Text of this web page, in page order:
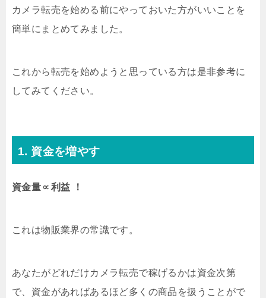
カメラ転売を始める前にやっておいた方がいいことを
簡単にまとめてみました。
これから転売を始めようと思っている方は是非参考に
してみてください。
1. 資金を増やす
資金量∝利益 ！
これは物販業界の常識です。
あなたがどれだけカメラ転売で稼げるかは資金次第
で、資金があればあるほど多くの商品を扱うことがで